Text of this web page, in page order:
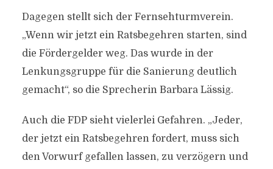
Dagegen stellt sich der Fernsehturmverein.
„Wenn wir jetzt ein Ratsbegehren starten, sind
die Fördergelder weg. Das wurde in der
Lenkungsgruppe für die Sanierung deutlich
gemacht“, so die Sprecherin Barbara Lässig.
Auch die FDP sieht vielerlei Gefahren. „Jeder,
der jetzt ein Ratsbegehren fordert, muss sich
den Vorwurf gefallen lassen, zu verzögern und